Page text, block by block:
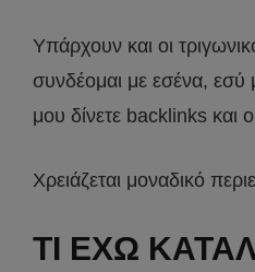
Υπάρχουν και οι
συνδέομαι με εσένα, εσύ
μου δίνετε backlinks και
Χρειάζεται μοναδικό
ΤΙ ΕΧΩ